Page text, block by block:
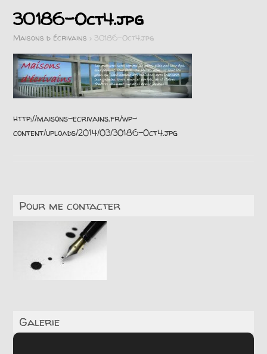
30186-Oct4.jpg
Maisons d écrivains > 30186-Oct4.jpg
http://maisons-ecrivains.fr/wp-
content/uploads/2014/03/30186-Oct4.jpg
Pour me contacter
Galerie